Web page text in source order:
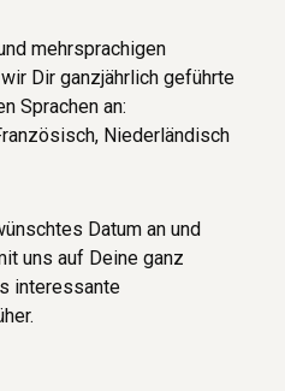
mehrsprachigen
Dir ganzjährlich geführte
Sprachen an:
Niederländisch
Datum an und
uns auf Deine ganz
interessante